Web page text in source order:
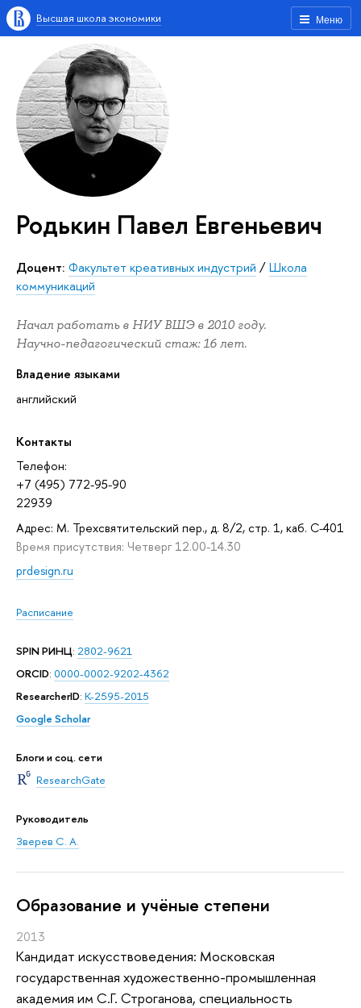
Меню
Высшая школа экономики
Родькин Павел Евгеньевич
Доцент: Факультет креативных индустрий /Школа
коммуникаций
Начал работать в НИУ ВШЭ в 2010 году.
Научно-педагогический стаж: 16 лет.
Владение языками
английский
Контакты
Телефон:
+7 (495) 772-95-90
22939
Адрес: М. Трехсвятительский пер., д. 8/2, стр. 1, каб. С-401
Время присутствия: Четверг 12.00-14.30
prdesign.ru
Расписание
SPIN РИНЦ: 2802-9621
ORCID: 0000-0002-9202-4362
ResearcherID: K-2595-2015
Google Scholar
Блоги и соц. сети
ResearchGate
Руководитель
Зверев С. А.
Oбразование и учёные степени
2013
Кандидат искусствоведения: Московская
государственная художественно-промышленная
академия им С.Г. Строганова, специальность